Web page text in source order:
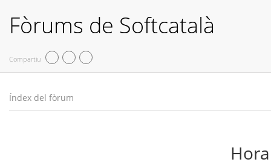
Fòrums de Softcatalà
Compartiu
Índex del fòrum